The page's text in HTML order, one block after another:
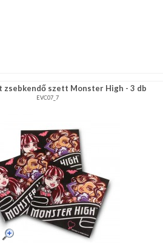
zsebkendő szett Monster High - 3 db
EVC07_7